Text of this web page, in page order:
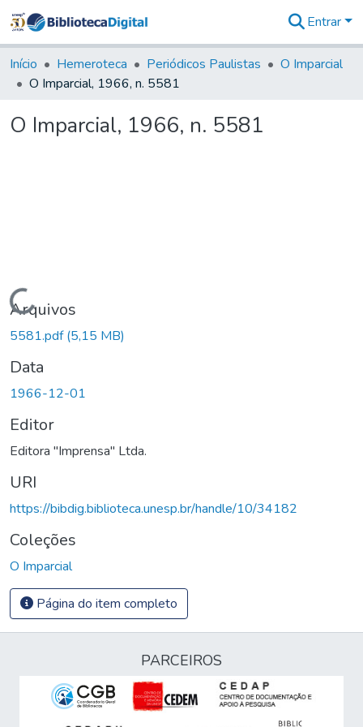
&
Coleções
Tudo na
Digital
Entrar
Início Hemeroteca Periódicos Paulistas
O Imparcial
O Imparcial, 1966, n. 5581
O Imparcial, 1966, n. 5581
Carregando...
Arquivos
5581.pdf(5,15 MB)
Data
1966-12-01
Editor
Editora "Imprensa" Ltda.
URI
https://bibdig.biblioteca.unesp.br/handle/10/34182
Coleções
O Imparcial
Página do item completo
PARCEIROS